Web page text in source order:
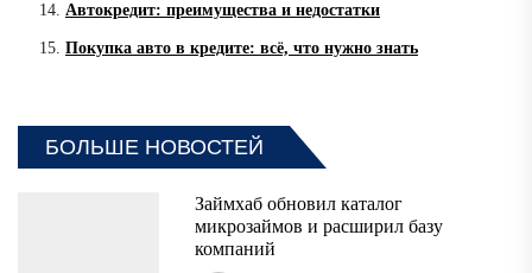
Автокредит: преимущества и недостатки
Покупка авто в кредите: всё, что нужно знать
БОЛЬШЕ НОВОСТЕЙ
Займхаб обновил каталог
микрозаймов и расширил базу
компаний